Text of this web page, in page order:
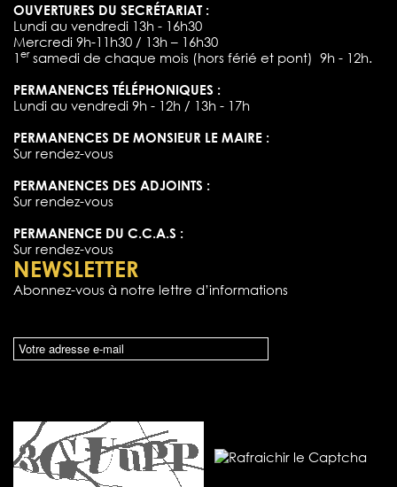
OUVERTURES DU SECRÉTARIAT :
Lundi au vendredi 13h - 16h30
Mercredi 9h-11h30 / 13h – 16h30
1 ersamedi de chaque mois (hors férié et pont) 9h - 12h.
PERMANENCES TÉLÉPHONIQUES :
Lundi au vendredi 9h - 12h / 13h - 17h
PERMANENCES DE MONSIEUR LE MAIRE :
Sur rendez-vous
PERMANENCES DES ADJOINTS :
Sur rendez-vous
PERMANENCE DU C.C.A.S :
Sur rendez-vous
NEWSLETTER
Abonnez-vous à notre lettre d’informations